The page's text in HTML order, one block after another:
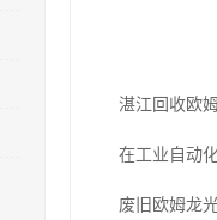
湛江回收欧
在工业自动
废旧欧姆龙